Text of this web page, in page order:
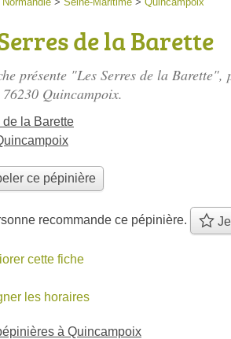
de la Barette
présente "Les Serres de la Barette",
Quincampoix.
la Barette
ce pépinière
recommande ce pépinière. Je
cette fiche
les horaires
à Quincampoix